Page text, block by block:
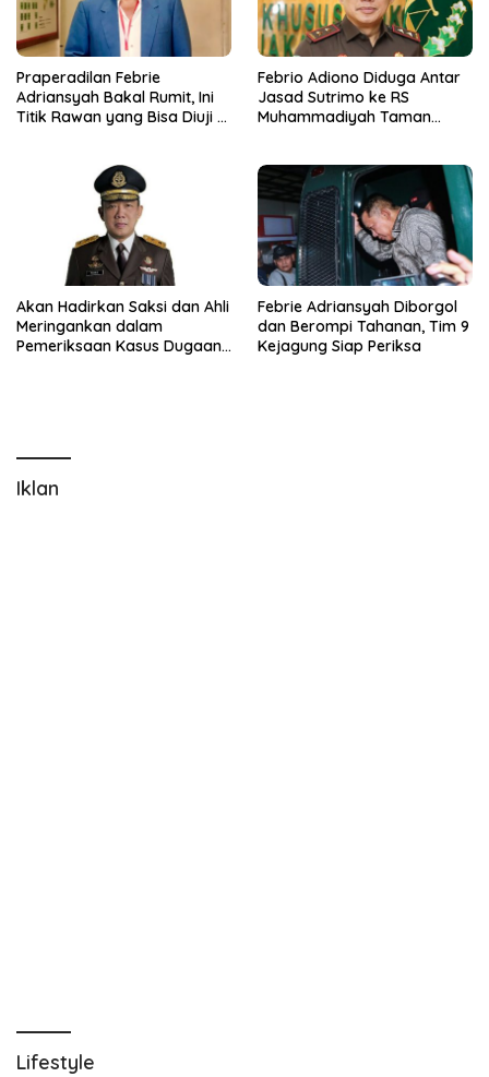
Praperadilan Febrie
Adriansyah Bakal Rumit, Ini
Titik Rawan yang Bisa Diuji di
Febrio Adiono Diduga Antar
Jasad Sutrimo ke RS
Muhammadiyah Taman
Akan Hadirkan Saksi dan Ahli
Meringankan dalam
Pemeriksaan Kasus Dugaan
Febrie Adriansyah Diborgol
dan Berompi Tahanan, Tim 9
Kejagung Siap Periksa
Iklan
Lifestyle